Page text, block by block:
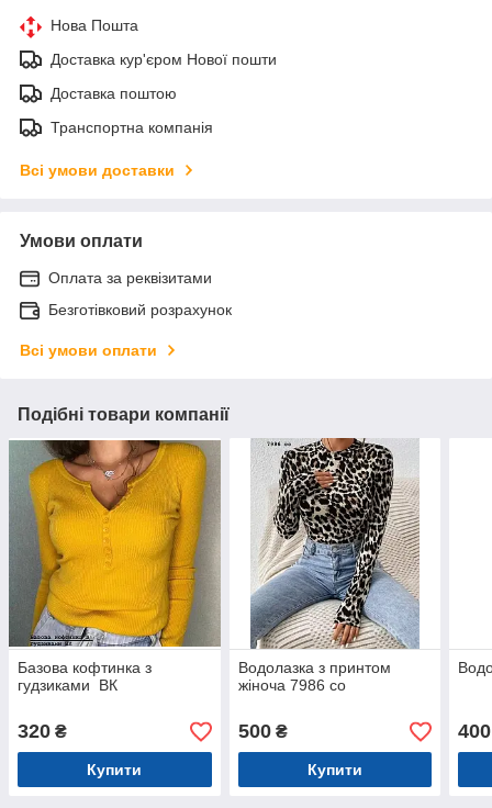
Нова Пошта
Доставка кур'єром Нової пошти
Доставка поштою
Транспортна компанія
Всі умови доставки
Умови оплати
Оплата за реквізитами
Безготівковий розрахунок
Всі умови оплати
Подібні товари компанії
Базова кофтинка з
гудзиками ВК
320 ₴
Купити
Водолазка з принтом
жіноча 7986 со
500₴
Купити
400